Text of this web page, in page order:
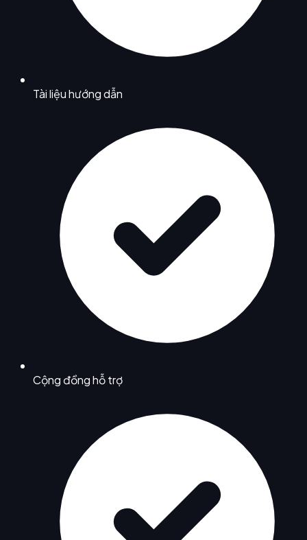
Tài liệu hướng dẫn
Cộng đồng hỗ trợ